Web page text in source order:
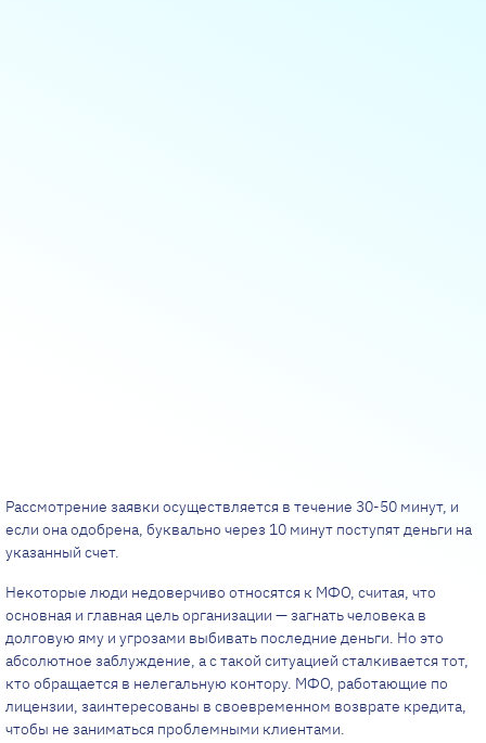
Рассмотрение заявки осуществляется в течение 30-50 минут, и
если она одобрена, буквально через 10 минут поступят деньги на
указанный счет.
Некоторые люди недоверчиво относятся к МФО, считая, что
основная и главная цель организации — загнать человека в
долговую яму и угрозами выбивать последние деньги. Но это
абсолютное заблуждение, а с такой ситуацией сталкивается тот,
кто обращается в нелегальную контору. МФО, работающие по
лицензии, заинтересованы в своевременном возврате кредита,
чтобы не заниматься проблемными клиентами.